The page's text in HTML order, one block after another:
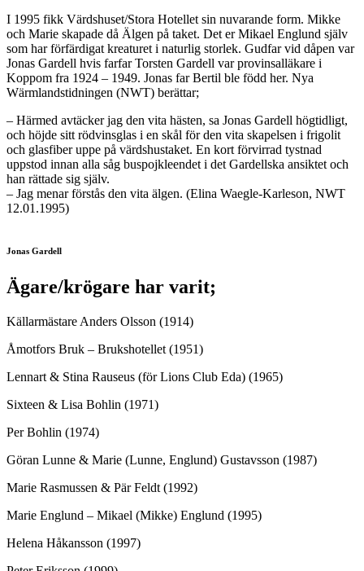
I 1995 fikk Värdshuset/Stora Hotellet sin nuvarande form. Mikke
och Marie skapade då Älgen på taket. Det er Mikael Englund själv
som har förfärdigat kreaturet i naturlig storlek. Gudfar vid dåpen var
Jonas Gardell hvis farfar Torsten Gardell var provinsalläkare i
Koppom fra 1924 – 1949. Jonas far Bertil ble född her. Nya
Wärmlandstidningen (NWT) berättar;
– Härmed avtäcker jag den vita hästen, sa Jonas Gardell högtidligt,
och höjde sitt rödvinsglas i en skål för den vita skapelsen i frigolit
och glasfiber uppe på värdshustaket. En kort förvirrad tystnad
uppstod innan alla såg buspojkleendet i det Gardellska ansiktet och
han rättade sig själv.
– Jag menar förstås den vita älgen. (Elina Waegle-Karleson, NWT
12.01.1995)
Jonas Gardell
Ägare/krögare har varit;
Källarmästare Anders Olsson (1914)
Åmotfors Bruk – Brukshotellet (1951)
Lennart & Stina Rauseus (för Lions Club Eda) (1965)
Sixteen & Lisa Bohlin (1971)
Per Bohlin (1974)
Göran Lunne & Marie (Lunne, Englund) Gustavsson (1987)
Marie Rasmussen & Pär Feldt (1992)
Marie Englund – Mikael (Mikke) Englund (1995)
Helena Håkansson (1997)